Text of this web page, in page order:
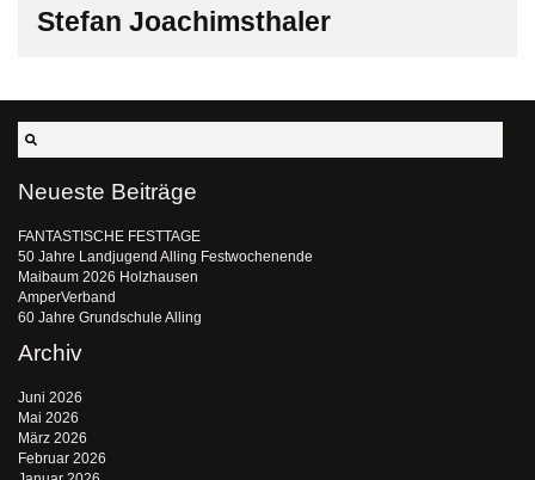
Stefan Joachimsthaler
Neueste Beiträge
FANTASTISCHE FESTTAGE
50 Jahre Landjugend Alling Festwochenende
Maibaum 2026 Holzhausen
AmperVerband
60 Jahre Grundschule Alling
Archiv
Juni 2026
Mai 2026
März 2026
Februar 2026